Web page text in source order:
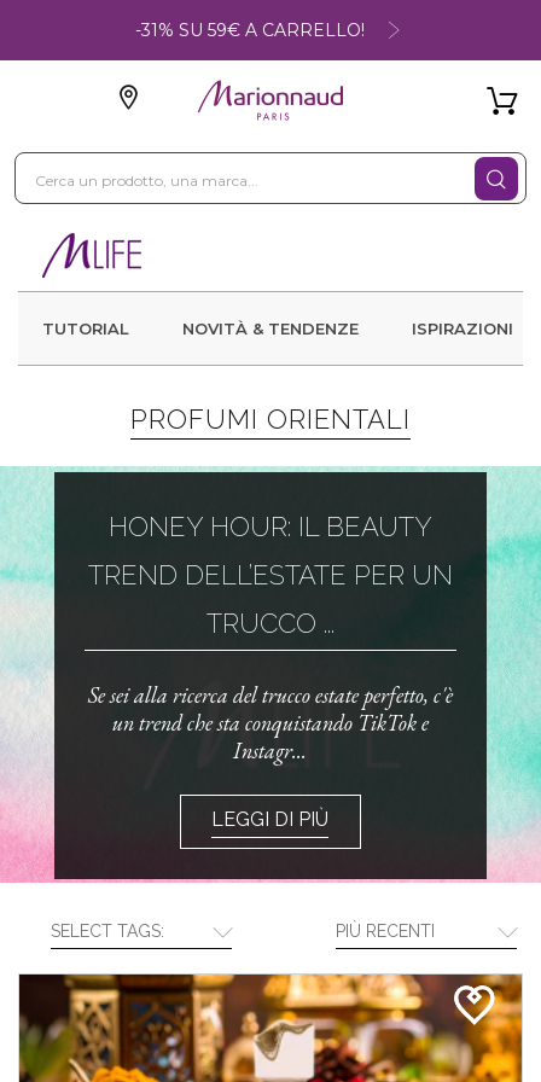
-31% SU 59€ A CARRELLO!
TUTORIAL NOVITÀ & TENDENZE ISPIRAZIONI
PROFUMI ORIENTALI
HONEY HOUR: IL BEAUTY
TREND DELL’ESTATE PER UN
TRUCCO ...
Se sei alla ricerca del trucco estate perfetto, c'è
un trend che sta conquistando TikTok e
Instagr...
LEGGI DI PIÙ
CREA LA TUA ROUTINE CON I
SELECT TAGS: PIÙ RECENTI